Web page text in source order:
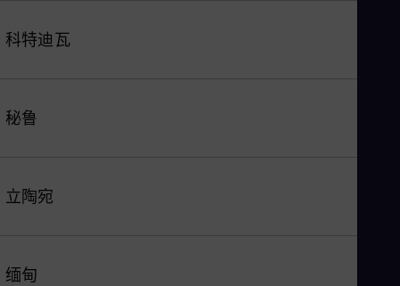
科特迪瓦
秘鲁
立陶宛
缅甸